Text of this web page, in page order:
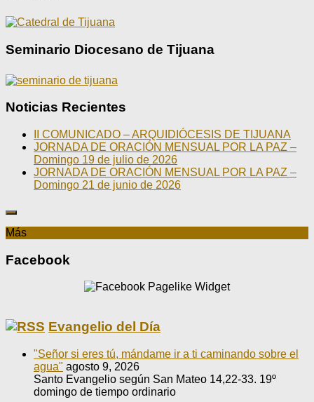
Seminario Diocesano de Tijuana
Noticias Recientes
II COMUNICADO – ARQUIDIÓCESIS DE TIJUANA
JORNADA DE ORACIÓN MENSUAL POR LA PAZ –
Domingo 19 de julio de 2026
JORNADA DE ORACIÓN MENSUAL POR LA PAZ –
Domingo 21 de junio de 2026
Más
Facebook
Evangelio del Día
"Señor si eres tú, mándame ir a ti caminando sobre el
agua" agosto 9, 2026
Santo Evangelio según San Mateo 14,22-33. 19º
domingo de tiempo ordinario